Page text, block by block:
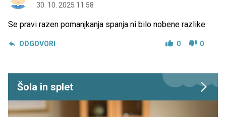
30. 10. 2025 11.58
Se pravi razen pomanjkanja spanja ni bilo nobene razlike
ODGOVORI 0 0
Šola in splet